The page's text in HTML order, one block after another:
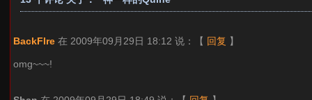
BackFIre 在 2009年09月29日 18:12 说： 【 回复 】
omg~~~!